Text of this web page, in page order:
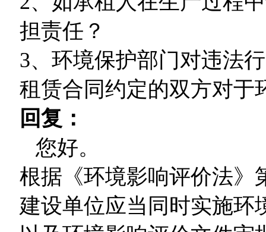
担责任？
3、环境保护部门对违法
租赁合同约定的双方对于
回复：
您好。
根据《环境影响评价法》
建设单位应当同时实施环